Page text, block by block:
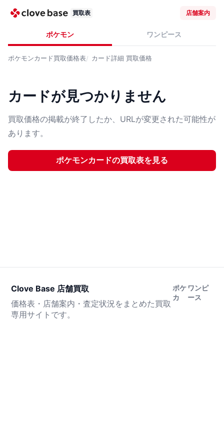
買取表 店舗案内
ポケモン ワンピース
ポケモンカード買取価格表 カード詳細 買取価格
カードが見つかりません
買取価格の掲載が終了したか、URLが変更された可能性が
あります。
ポケモンカードの買取表を見る
Clove Base 店舗買取
価格表・店舗案内・査定状況をまとめた買取
専用サイトです。
ポケ
カ
ワンピ
ース